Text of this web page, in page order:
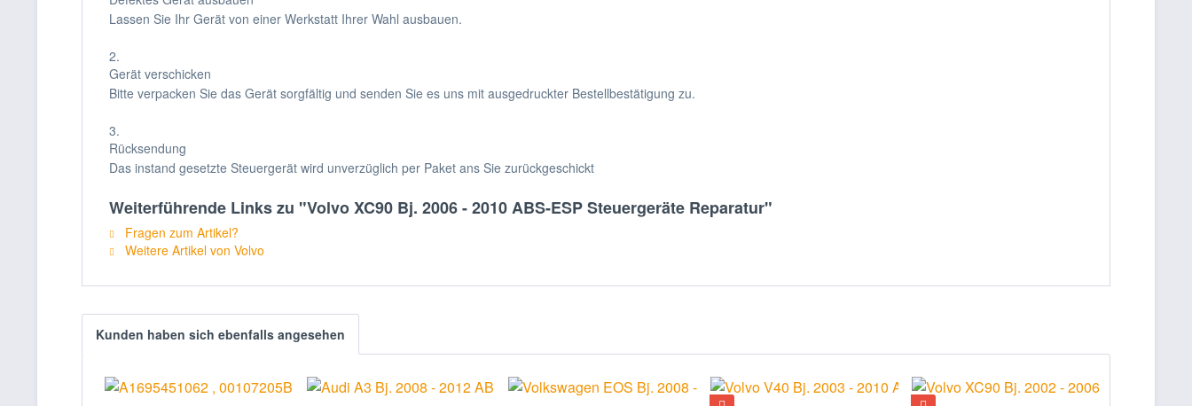
Lassen Sie Ihr Gerät von einer Werkstatt Ihrer Wahl ausbauen.
2.
Gerät verschicken
Bitte verpacken Sie das Gerät sorgfältig und senden Sie es uns mit ausgedruckter Bestellbestätigung zu.
3.
Rücksendung
Das instand gesetzte Steuergerät wird unverzüglich per Paket ans Sie zurückgeschickt
Weiterführende Links zu "Volvo XC90 Bj. 2006 - 2010 ABS-ESP Steuergeräte Reparatur"
Fragen zum Artikel?
Weitere Artikel von Volvo
Kunden haben sich ebenfalls angesehen